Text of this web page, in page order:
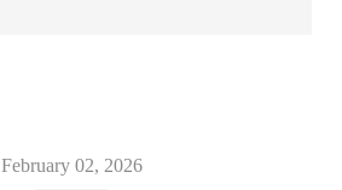
February 02, 2026